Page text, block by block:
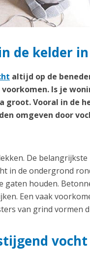
de kelder
altijd op de
Is je
groot. Vooral in de
omgeven door
De
in de ondergrond
gaten houden.
Een vaak
van grind vormen